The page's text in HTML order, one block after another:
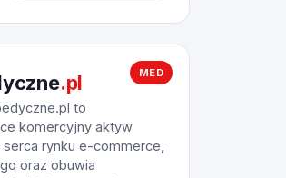
MED
.pl
to
komercyjny aktyw
rynku e-commerce,
oraz obuwia